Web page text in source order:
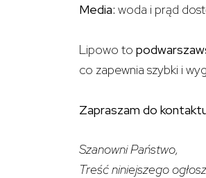
Media: woda i prąd
Lipowo to
co zapewnia szybki i
Zapraszam do
Szanowni Państwo,
Treść niniejszego